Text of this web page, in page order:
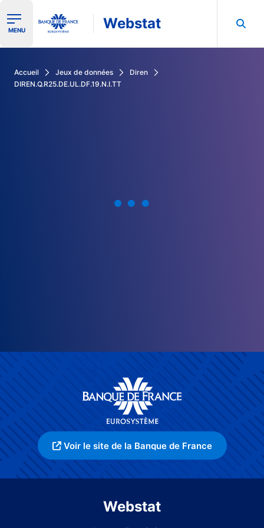
Ouvrir le menu de navigation
MENU Webstat
Accueil Jeux de données
Diren
DIREN.Q.R25.DE.UL.DF.19.N.I.TT
Voir le site de la Banque de France
Webstat